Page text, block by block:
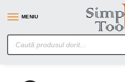
MENIU
SimpleTools.ro – Gasesti
Prima pagină
Unelte de gradina